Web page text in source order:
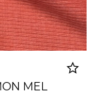
MEL